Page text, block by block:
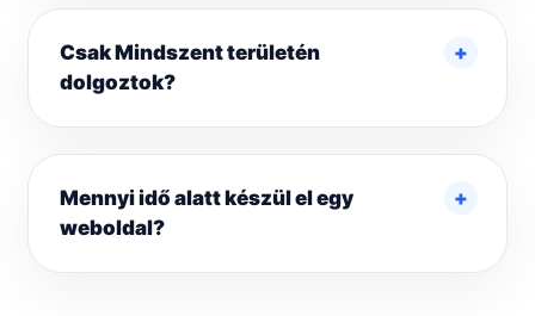
Csak Mindszent területén
dolgoztok?
Mennyi idő alatt készül el egy
weboldal?